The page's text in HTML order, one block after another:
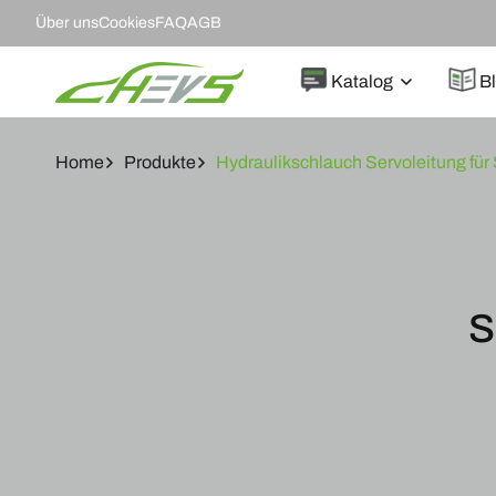
ZUM
INHALT
Über unsCookiesFAQAGB
Katalog
Home Produkte Hydraulikschlauch Servoleitung für